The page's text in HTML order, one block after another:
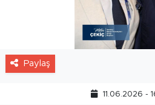
Paylaş
11.06.2026 -